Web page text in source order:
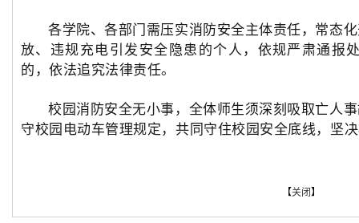
各学院、各部门需压实消防安全主体责任，常态
放、违规充电引发安全隐患的个人，依规严肃通报
的，依法追究法律责任。
校园消防安全无小事，全体师生须深刻吸取亡人
守校园电动车管理规定，共同守住校园安全底线，坚
【关闭】